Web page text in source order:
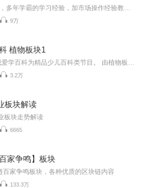
9万
植物板块1
3.2万
板块解读
板块走势解读
6665
家争鸣】板块
百家争鸣板块，各种优质的区块链内容
133.3万